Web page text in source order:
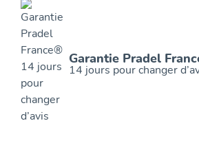
Garantie Pradel
14 jours pour changer